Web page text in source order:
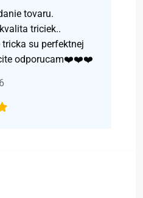
tovaru.
triciek..
tricka su perfektnej
odporucam❤️❤️❤️